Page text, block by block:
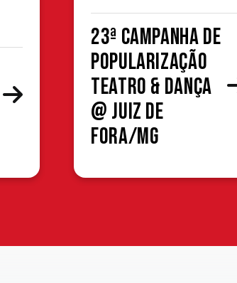
23ª Campanha de
Popularização
Teatro & Dança
@ Juiz de
Fora/MG